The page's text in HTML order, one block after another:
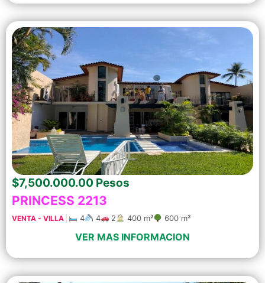
$7,500.000.00 Pesos
PRINCESS 2213
VENTA - VILLA 4 4 2 400 m² 600 m²
VER MAS INFORMACION